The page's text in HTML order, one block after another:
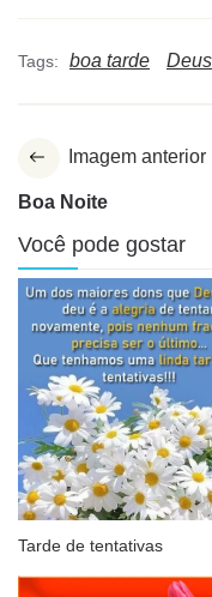
Tags: boa tarde Deus
Imagem anterior
Boa Noite
Você pode gostar
Tarde de tentativas